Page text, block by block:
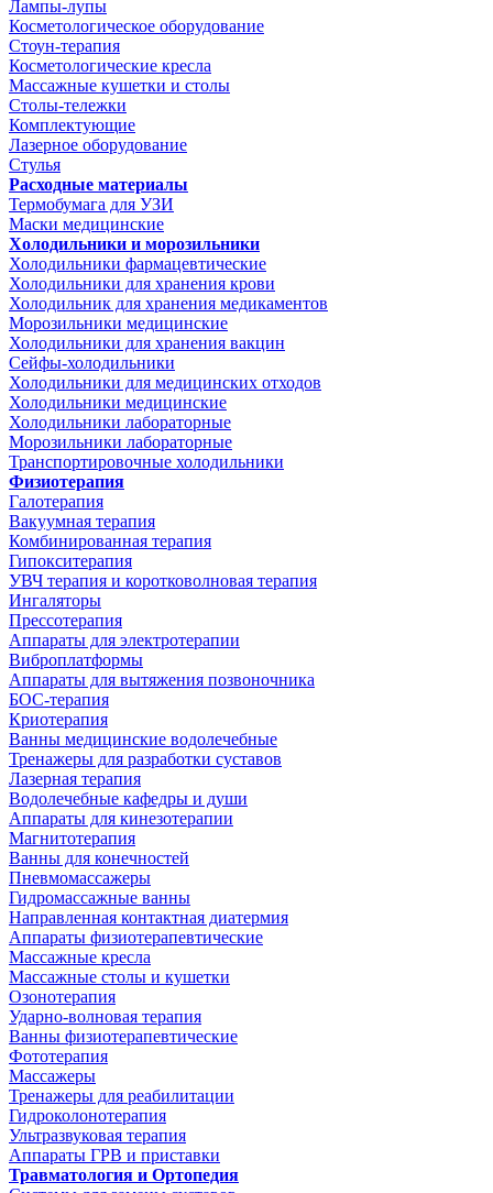
Лампы-лупы
Косметологическое оборудование
Стоун-терапия
Косметологические кресла
Массажные кушетки и столы
Столы-тележки
Комплектующие
Лазерное оборудование
Стулья
Расходные материалы
Термобумага для УЗИ
Маски медицинские
Холодильники и морозильники
Холодильники фармацевтические
Холодильники для хранения крови
Холодильник для хранения медикаментов
Морозильники медицинские
Холодильники для хранения вакцин
Сейфы-холодильники
Холодильники для медицинских отходов
Холодильники медицинские
Холодильники лабораторные
Морозильники лабораторные
Транспортировочные холодильники
Физиотерапия
Галотерапия
Вакуумная терапия
Комбинированная терапия
Гипокситерапия
УВЧ терапия и коротковолновая терапия
Ингаляторы
Прессотерапия
Аппараты для электротерапии
Виброплатформы
Аппараты для вытяжения позвоночника
БОС-терапия
Криотерапия
Ванны медицинские водолечебные
Тренажеры для разработки суставов
Лазерная терапия
Водолечебные кафедры и души
Аппараты для кинезотерапии
Магнитотерапия
Ванны для конечностей
Пневмомассажеры
Гидромассажные ванны
Направленная контактная диатермия
Аппараты физиотерапевтические
Массажные кресла
Массажные столы и кушетки
Озонотерапия
Ударно-волновая терапия
Ванны физиотерапевтические
Фототерапия
Массажеры
Тренажеры для реабилитации
Гидроколонотерапия
Ультразвуковая терапия
Аппараты ГРВ и приставки
Травматология и Ортопедия